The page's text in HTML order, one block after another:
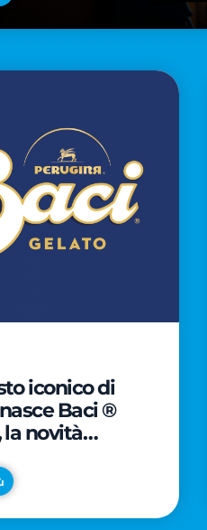
iconico di
Baci ®
la novità